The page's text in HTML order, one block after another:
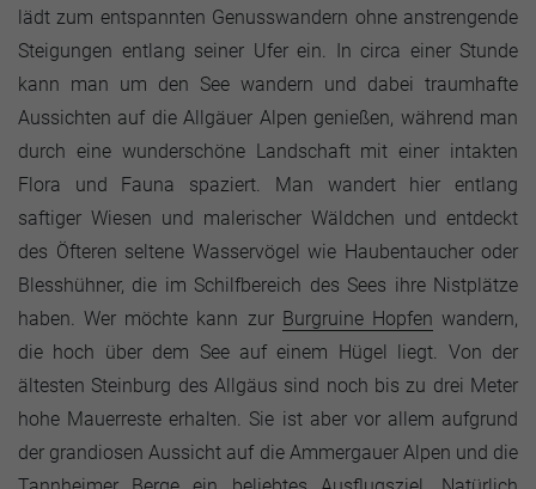
lädt zum entspannten Genusswandern ohne anstrengende
Steigungen entlang seiner Ufer ein. In circa einer Stunde
kann man um den See wandern und dabei traumhafte
Aussichten auf die Allgäuer Alpen genießen, während man
durch eine wunderschöne Landschaft mit einer intakten
Flora und Fauna spaziert. Man wandert hier entlang
saftiger Wiesen und malerischer Wäldchen und entdeckt
des Öfteren seltene Wasservögel wie Haubentaucher oder
Blesshühner, die im Schilfbereich des Sees ihre Nistplätze
haben. Wer möchte kann zur Burgruine Hopfen wandern,
die hoch über dem See auf einem Hügel liegt. Von der
ältesten Steinburg des Allgäus sind noch bis zu drei Meter
hohe Mauerreste erhalten. Sie ist aber vor allem aufgrund
der grandiosen Aussicht auf die Ammergauer Alpen und die